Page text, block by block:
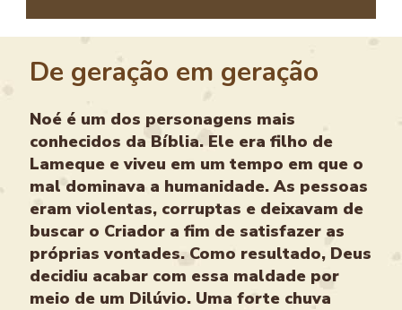
De geração em geração
Noé é um dos personagens mais
conhecidos da Bíblia. Ele era filho de
Lameque e viveu em um tempo em que o
mal dominava a humanidade. As pessoas
eram violentas, corruptas e deixavam de
buscar o Criador a fim de satisfazer as
próprias vontades. Como resultado, Deus
decidiu acabar com essa maldade por
meio de um Dilúvio. Uma forte chuva